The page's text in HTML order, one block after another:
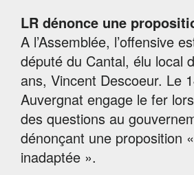
LR dénonce une
A l’Assemblée, l’offensive
député du Cantal, élu local
ans, Vincent Descoeur. Le
Auvergnat engage le fer
des questions au
dénonçant une proposition
inadaptée ».